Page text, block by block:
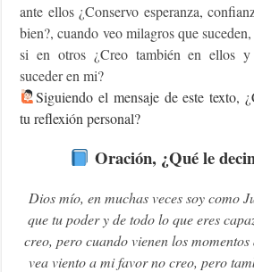
ante ellos ¿Conservo esperanza,
bien?, cuando veo milagros que
si en otros ¿Creo también en ellos y
suceder en mi?
Siguiendo el mensaje de este texto,
tu reflexión personal?
Oración, ¿Qué le
Dios mío, en muchas veces soy como
que tu poder y de todo lo que eres
creo, pero cuando vienen los
vea viento a mi favor no creo, pero